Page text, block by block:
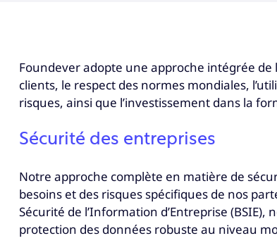
Foundever adopte une approche intégrée
clients, le respect des normes mondiales,
risques, ainsi que l’investissement dans la
Sécurité des entreprises
Notre approche complète en matière de
besoins et des risques spécifiques de nos
Sécurité de l’Information d’Entreprise
protection des données robuste au niveau